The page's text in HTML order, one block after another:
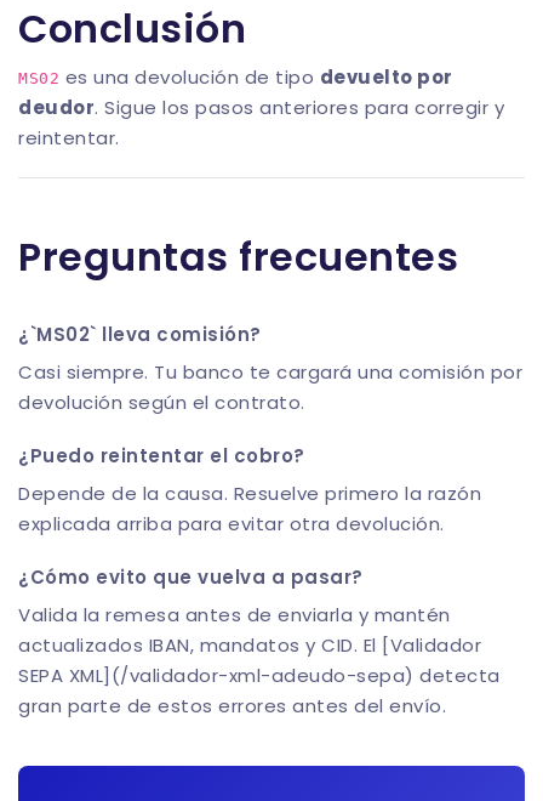
Conclusión
MS02 es una devolución de tipo devuelto por
deudor. Sigue los pasos anteriores para corregir y
reintentar.
Preguntas frecuentes
¿`MS02` lleva comisión?
Casi siempre. Tu banco te cargará una comisión por
devolución según el contrato.
¿Puedo reintentar el cobro?
Depende de la causa. Resuelve primero la razón
explicada arriba para evitar otra devolución.
¿Cómo evito que vuelva a pasar?
Valida la remesa antes de enviarla y mantén
actualizados IBAN, mandatos y CID. El [Validador
SEPA XML](/validador-xml-adeudo-sepa) detecta
gran parte de estos errores antes del envío.